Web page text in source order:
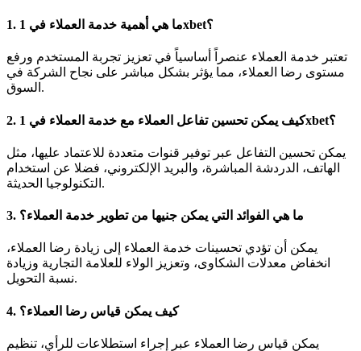
1. ما هي أهمية خدمة العملاء في 1xbet؟
تعتبر خدمة العملاء عنصراً أساسياً في تعزيز تجربة المستخدم ورفع
مستوى رضا العملاء، مما يؤثر بشكل مباشر على نجاح الشركة في
السوق.
2. كيف يمكن تحسين تفاعل العملاء مع خدمة العملاء في 1xbet؟
يمكن تحسين التفاعل عبر توفير قنوات متعددة للاعتماد عليها، مثل
الهاتف، الدردشة المباشرة، والبريد الإلكتروني، فضلا عن استخدام
التكنولوجيا الحديثة.
3. ما هي الفوائد التي يمكن جنيها من تطوير خدمة العملاء؟
يمكن أن تؤدي تحسينات خدمة العملاء إلى زيادة رضا العملاء،
انخفاض معدلات الشكاوى، وتعزيز الولاء للعلامة التجارية وزيادة
نسبة التحويل.
4. كيف يمكن قياس رضا العملاء؟
يمكن قياس رضا العملاء عبر إجراء استطلاعات للرأي، تنظيم